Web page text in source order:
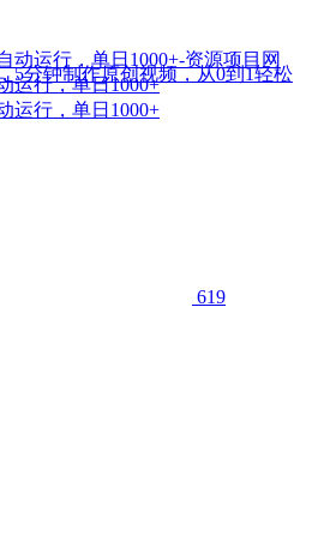
5分钟制作原创视频，从0到1轻松
运行，单日1000+
运行，单日1000+
619